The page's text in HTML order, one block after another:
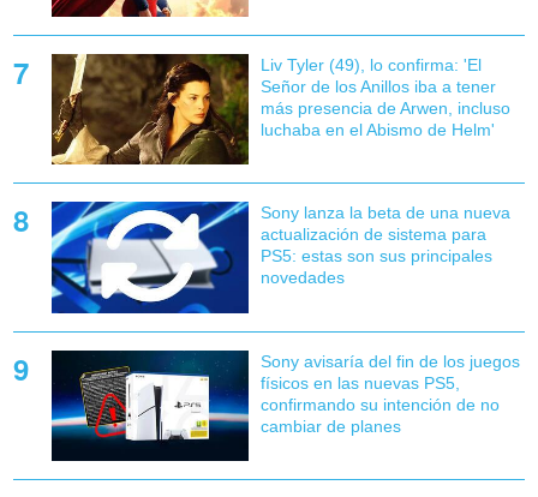
Liv Tyler (49), lo confirma: 'El
Señor de los Anillos iba a tener
más presencia de Arwen, incluso
luchaba en el Abismo de Helm'
Sony lanza la beta de una nueva
actualización de sistema para
PS5: estas son sus principales
novedades
Sony avisaría del fin de los juegos
físicos en las nuevas PS5,
confirmando su intención de no
cambiar de planes